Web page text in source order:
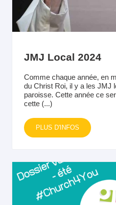
JMJ Local 2024
Comme chaque année, en
du Christ Roi, il y a les JMJ
paroisse. Cette année ce
cette (...)
PLUS D'INFOS